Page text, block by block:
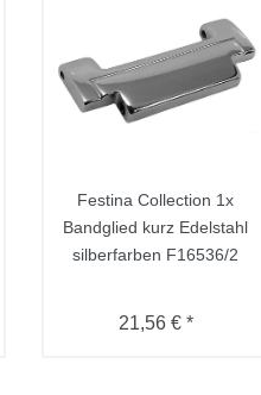
Festina Collection 1x
Bandglied kurz Edelstahl
silberfarben F16536/2
21,56 € *